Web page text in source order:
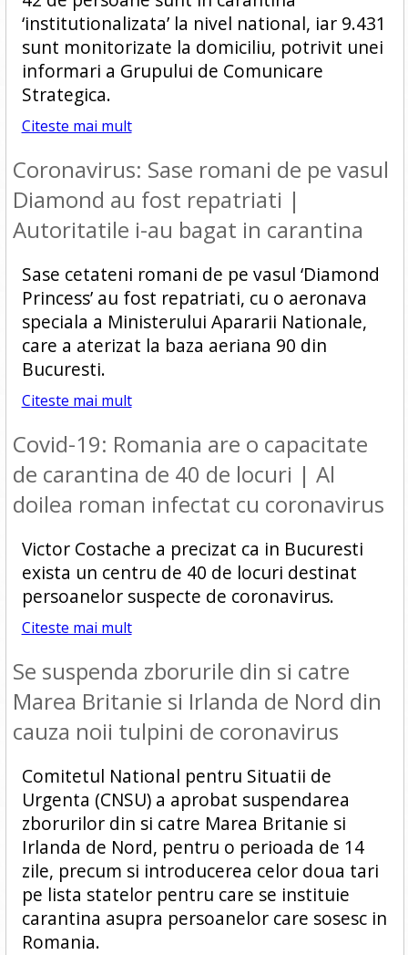
‘institutionalizata’ la nivel national, iar 9.431
sunt monitorizate la domiciliu, potrivit unei
informari a Grupului de Comunicare
Strategica.
Citeste mai mult
Coronavirus: Sase romani de pe vasul
Diamond au fost repatriati |
Autoritatile i-au bagat in carantina
Sase cetateni romani de pe vasul ‘Diamond
Princess’ au fost repatriati, cu o aeronava
speciala a Ministerului Apararii Nationale,
care a aterizat la baza aeriana 90 din
Bucuresti.
Citeste mai mult
Covid-19: Romania are o capacitate
de carantina de 40 de locuri | Al
doilea roman infectat cu coronavirus
Victor Costache a precizat ca in Bucuresti
exista un centru de 40 de locuri destinat
persoanelor suspecte de coronavirus.
Citeste mai mult
Se suspenda zborurile din si catre
Marea Britanie si Irlanda de Nord din
cauza noii tulpini de coronavirus
Comitetul National pentru Situatii de
Urgenta (CNSU) a aprobat suspendarea
zborurilor din si catre Marea Britanie si
Irlanda de Nord, pentru o perioada de 14
zile, precum si introducerea celor doua tari
pe lista statelor pentru care se instituie
carantina asupra persoanelor care sosesc in
Romania.